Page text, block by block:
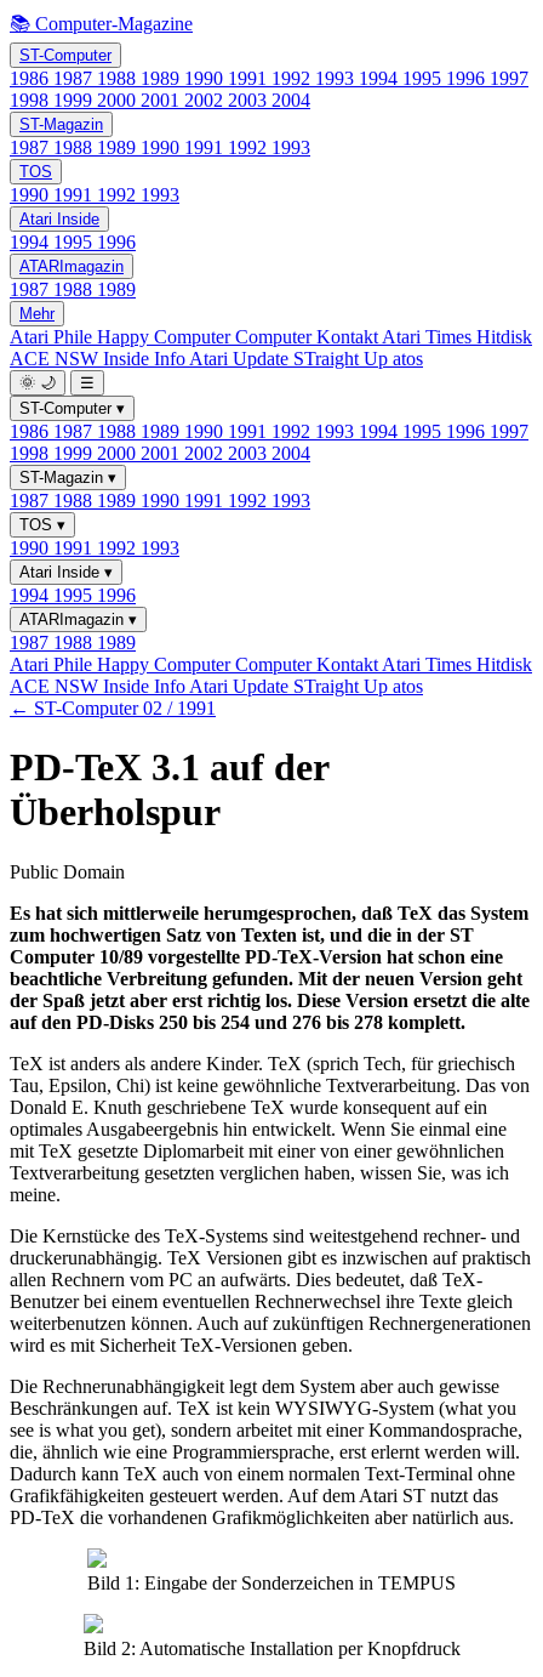
📚 Computer-Magazine
ST-Computer
1986 1987 1988 1989 1990 1991 1992 1993 1994 1995 1996 1997
1998 1999 2000 2001 2002 2003 2004
ST-Magazin
1987 1988 1989 1990 1991 1992 1993
TOS
1990 1991 1992 1993
Atari Inside
1994 1995 1996
ATARImagazin
1987 1988 1989
Mehr
Atari Phile Happy ComputerComputer Kontakt Atari Times Hitdisk
ACE NSW Inside Info Atari Update STraight Up atos
🌞 🌙
☰
ST-Computer ▾
1986 1987 1988 1989 1990 1991 1992 1993 1994 1995 1996 1997
1998 1999 2000 2001 2002 2003 2004
ST-Magazin ▾
1987 1988 1989 1990 1991 1992 1993
TOS ▾
1990 1991 1992 1993
Atari Inside ▾
1994 1995 1996
ATARImagazin ▾
1987 1988 1989
Atari Phile Happy ComputerComputer Kontakt Atari Times Hitdisk
ACE NSW Inside Info Atari Update STraight Up atos
← ST-Computer 02 / 1991
PD-TeX 3.1 auf der
Überholspur
Public Domain
Es hat sich mittlerweile herumgesprochen, daß TeX das System
zum hochwertigen Satz von Texten ist, und die in der ST
Computer 10/89 vorgestellte PD-TeX-Version hat schon eine
beachtliche Verbreitung gefunden. Mit der neuen Version geht
der Spaß jetzt aber erst richtig los. Diese Version ersetzt die alte
auf den PD-Disks 250 bis 254 und 276 bis 278 komplett.
TeX ist anders als andere Kinder. TeX (sprich Tech, für griechisch
Tau, Epsilon, Chi) ist keine gewöhnliche Textverarbeitung. Das von
Donald E. Knuth geschriebene TeX wurde konsequent auf ein
optimales Ausgabeergebnis hin entwickelt. Wenn Sie einmal eine
mit TeX gesetzte Diplomarbeit mit einer von einer gewöhnlichen
Textverarbeitung gesetzten verglichen haben, wissen Sie, was ich
meine.
Die Kernstücke des TeX-Systems sind weitestgehend rechner- und
druckerunabhängig. TeX Versionen gibt es inzwischen auf praktisch
allen Rechnern vom PC an aufwärts. Dies bedeutet, daß TeX-
Benutzer bei einem eventuellen Rechnerwechsel ihre Texte gleich
weiterbenutzen können. Auch auf zukünftigen Rechnergenerationen
wird es mit Sicherheit TeX-Versionen geben.
Die Rechnerunabhängigkeit legt dem System aber auch gewisse
Beschränkungen auf. TeX ist kein WYSIWYG-System (what you
see is what you get), sondern arbeitet mit einer Kommandosprache,
die, ähnlich wie eine Programmiersprache, erst erlernt werden will.
Dadurch kann TeX auch von einem normalen Text-Terminal ohne
Grafikfähigkeiten gesteuert werden. Auf dem Atari ST nutzt das
PD-TeX die vorhandenen Grafikmöglichkeiten aber natürlich aus.
Bild 1: Eingabe der Sonderzeichen in TEMPUS
Bild 2: Automatische Installation per Knopfdruck